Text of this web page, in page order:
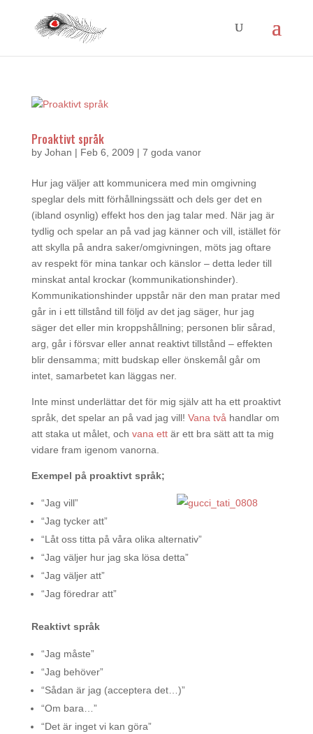
Proaktivt språk
by Johan | Feb 6, 2009 | 7 goda vanor
Hur jag väljer att kommunicera med min omgivning
speglar dels mitt förhållningssätt och dels ger det en
(ibland osynlig) effekt hos den jag talar med. När jag är
tydlig och spelar an på vad jag känner och vill, istället för
att skylla på andra saker/omgivningen, möts jag oftare
av respekt för mina tankar och känslor – detta leder till
minskat antal krockar (kommunikationshinder).
Kommunikationshinder uppstår när den man pratar med
går in i ett tillstånd till följd av det jag säger, hur jag
säger det eller min kroppshållning; personen blir sårad,
arg, går i försvar eller annat reaktivt tillstånd – effekten
blir densamma; mitt budskap eller önskemål går om
intet, samarbetet kan läggas ner.
Inte minst underlättar det för mig själv att ha ett proaktivt
språk, det spelar an på vad jag vill! Vana två handlar om
att staka ut målet, och vana ettär ett bra sätt att ta mig
vidare fram igenom vanorna.
Exempel på proaktivt språk;
“Jag vill”
“Jag tycker att”
“Låt oss titta på våra olika alternativ”
“Jag väljer hur jag ska lösa detta”
“Jag väljer att”
“Jag föredrar att”
Reaktivt språk
“Jag måste”
“Jag behöver”
“Sådan är jag (acceptera det…)”
“Om bara…”
“Det är inget vi kan göra”